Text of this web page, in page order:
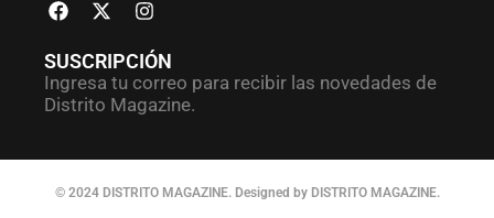
SUSCRIPCIÓN
Ingresa tu correo para recibir las novedades de
Distrito Magazine.
© 2024 DISTRITO MAGAZINE. Designed by DISTRITO MAGAZINE.